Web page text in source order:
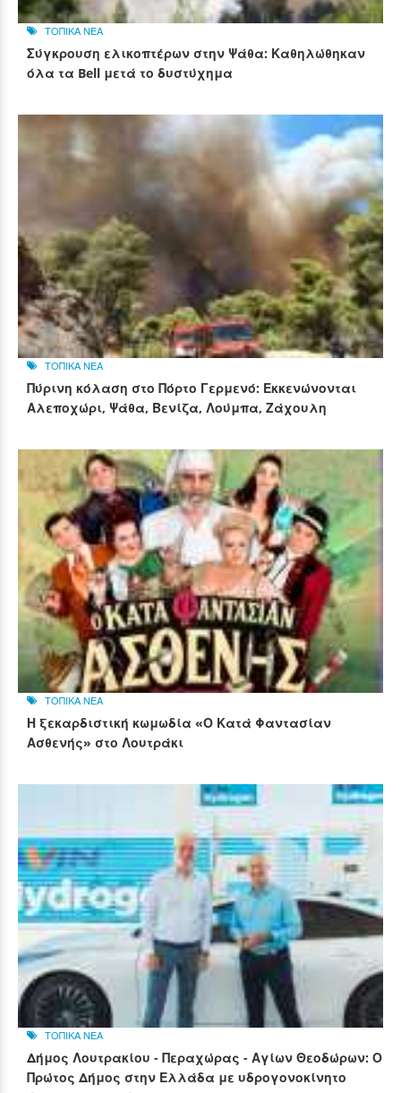
ΤΟΠΙΚΑ ΝΕΑ
Σύγκρουση ελικοπτέρων στην Ψάθα: Καθηλώθηκαν
όλα τα Bell μετά το δυστύχημα
ΤΟΠΙΚΑ ΝΕΑ
Πύρινη κόλαση στο Πόρτο Γερμενό: Εκκενώνονται
Αλεποχώρι, Ψάθα, Βενίζα, Λούμπα, Ζάχουλη
ΤΟΠΙΚΑ ΝΕΑ
Η ξεκαρδιστική κωμωδία «Ο Κατά Φαντασίαν
Ασθενής» στο Λουτράκι
ΤΟΠΙΚΑ ΝΕΑ
Δήμος Λουτρακίου - Περαχώρας - Αγίων Θεοδώρων: Ο
Πρώτος Δήμος στην Ελλάδα με υδρογονοκίνητο